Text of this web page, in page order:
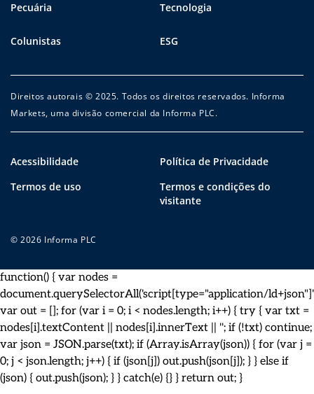
Pecuária Tecnologia
Colunistas ESG
Direitos autorais © 2025. Todos os direitos reservados. Informa
Markets, uma divisão comercial da Informa PLC.
Acessibilidade
Política de Privacidade
Termos de uso
Termos e condições do
visitante
© 2026 Informa PLC
function() { var nodes =
document.querySelectorAll('script[type="application/
var out = []; for (var i = 0; i < nodes.length; i++) { try { var txt =
nodes[i].textContent || nodes[i].innerText || ''; if (!txt) continue;
var json = JSON.parse(txt); if (Array.isArray(json)) { for (var j =
0; j < json.length; j++) { if (json[j]) out.push(json[j]); } } else if
(json) { out.push(json); } } catch(e) {} } return out; }